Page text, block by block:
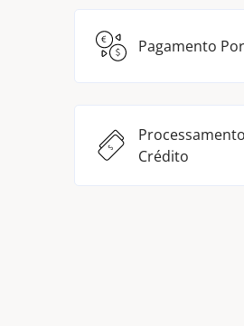
Pagamento
Crédito